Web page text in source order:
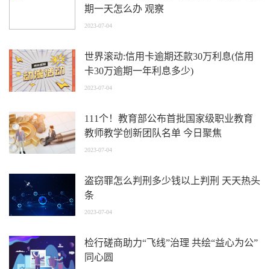
期一天怎么办 观察
2023-07-04
世界滚动:信用卡逾期还款30万利息(信用
卡30万逾期一年利息多少)
2023-07-04
111个！教育部公布首批国家级职业教育
教师教学创新团队名单 今日聚焦
2023-07-04
盗窃罪怎么判刑多少钱以上判刑 天天热头
条
2023-07-04
检行磋商助力“飞线”治理 共绘“益心为公”
同心圆